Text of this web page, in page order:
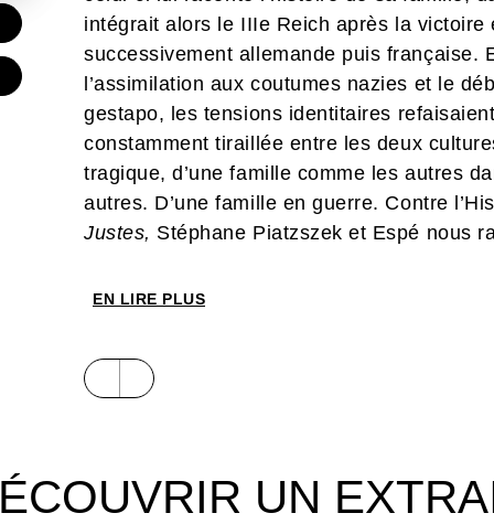
intégrait alors le IIIe Reich après la
successivement allemande puis française.
l’assimilation aux coutumes nazies et le
gestapo, les tensions identitaires
constamment tiraillée entre les deux
tragique, d’une famille comme les autres
autres. D’une famille en guerre. Contre
Justes, Stéphane Piatzszek et Espé nous
l’Occupation. Une saga familiale au
EN LIRE PLUS
UN